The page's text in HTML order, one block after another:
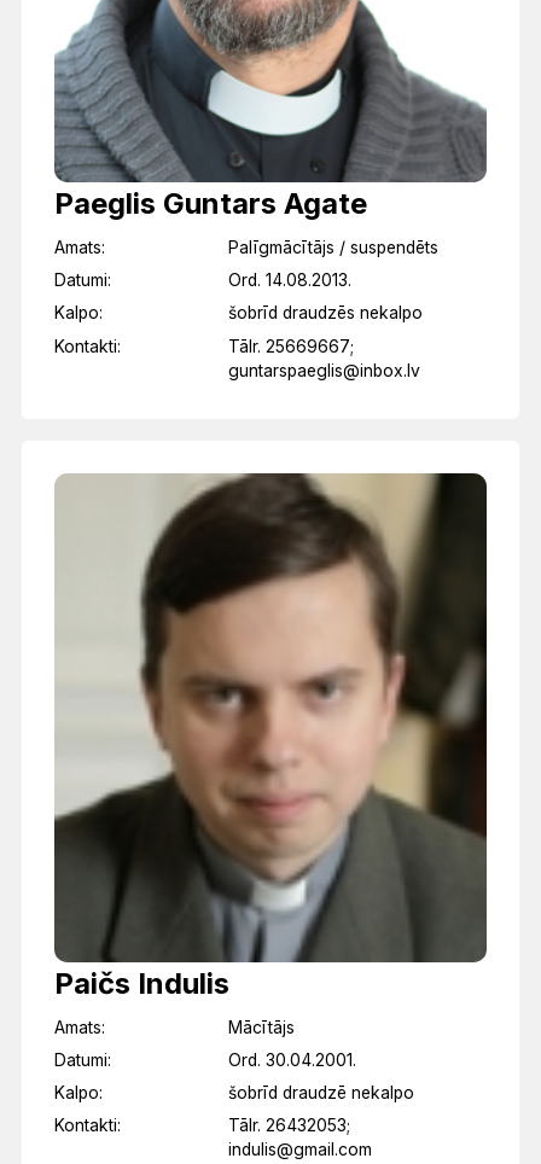
Paeglis Guntars Agate
Amats:
Palīgmācītājs / suspendēts
Datumi:
Ord. 14.08.2013.
Kalpo:
šobrīd draudzēs nekalpo
Kontakti:
Tālr. 25669667;
guntarspaeglis@inbox.lv
Paičs Indulis
Amats:
Mācītājs
Datumi:
Ord. 30.04.2001.
Kalpo:
šobrīd draudzē nekalpo
Kontakti:
Tālr. 26432053;
indulis@gmail.com